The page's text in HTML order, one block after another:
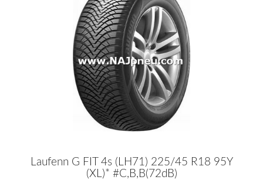
Laufenn G FIT 4s (LH71) 225/45 R18 95Y
(XL)* #C,B,B(72dB)